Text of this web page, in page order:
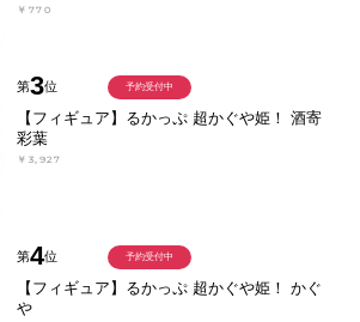
￥770
第3位
【フィギュア】るかっぷ 超かぐや姫！ 酒寄
彩葉
￥3,927
予約受付中
第4位
【フィギュア】るかっぷ 超かぐや姫！ かぐ
や
予約受付中